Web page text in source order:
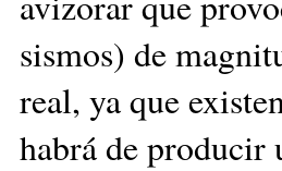
sismos) de
real, ya que
habrá de producir